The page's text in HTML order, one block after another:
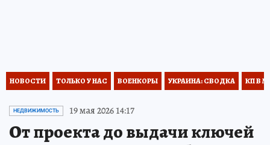
НОВОСТИ ТОЛЬКО У НАС ВОЕНКОРЫ УКРАИНА: СВОДКА КП В
НЕДВИЖИМОСТЬ 19 мая 2026 14:17
От проекта до выдачи ключей